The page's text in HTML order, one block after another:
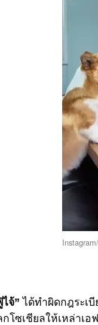
ไจ้” ได้ทำผิดกฎระเ
โซเชียลให้เหล่าเ